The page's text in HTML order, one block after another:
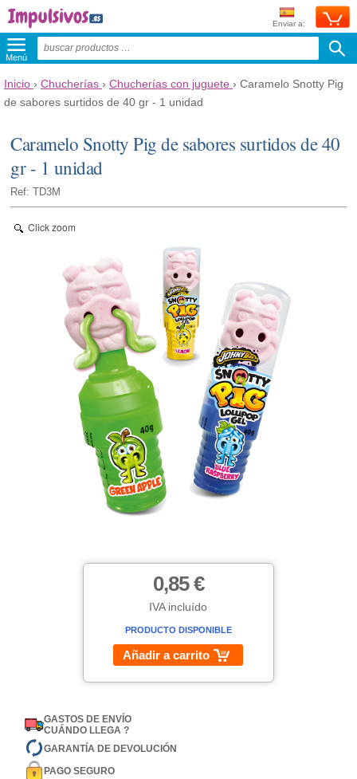
Enviar a:
Menú
Inicio › Chucherías › Chucherías con juguete › Caramelo Snotty Pig
de sabores surtidos de 40 gr - 1 unidad
Caramelo Snotty Pig de sabores surtidos de 40
gr - 1 unidad
Ref: TD3M
Click zoom
0,85 €
IVA incluído
PRODUCTO DISPONIBLE
Añadir a carrito
GASTOS DE ENVÍO
CUÁNDO LLEGA ?
GARANTÍA DE DEVOLUCIÓN
PAGO SEGURO